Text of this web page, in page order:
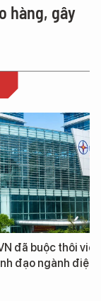
hàng, gây
dự án bất động
Nẵng sắp bị kiểm